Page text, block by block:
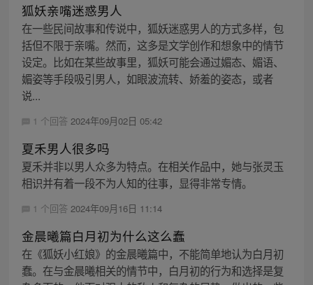
狐妖亲嘴迷惑男人
在一些民间故事和传说中，狐妖迷惑男人的方式多样，包
括但不限于亲嘴。然而，这多是文学创作和想象中的情节
设定。比如在某些故事里，狐妖可能会通过媚态、媚语、
媚姿等手段吸引男人，如眼波流转、娇羞的姿态，或者
说...
1 个回答 2024年09月02日 05:42
夏禾男人很多吗
夏禾并非以男人众多为特点。在相关作品中，她与张灵玉
相识并有着一段不为人知的往事，显得非常专情。
1 个回答 2024年09月16日 11:14
金晨曦篇白月初为什么这么蠢
在《狐妖小红娘》的金晨曦篇中，不能简单地认为白月初
蠢。在与金晨曦相关的情节中，白月初的行为和选择是复